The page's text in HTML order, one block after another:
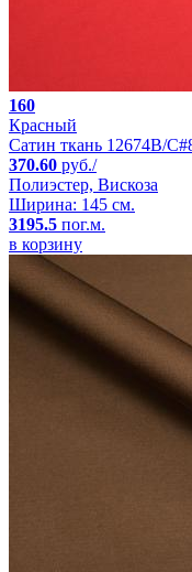
160
Красный
Сатин ткань 12674B/
370.60 руб./
Полиэстер, Вискоза
Ширина: 145 см.
3195.5 пог.м.
в корзину